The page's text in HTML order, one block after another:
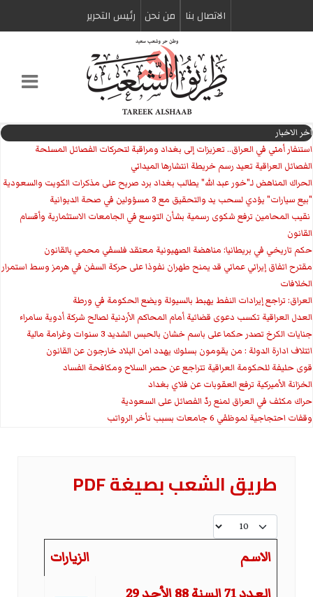
الاتصال بنا من نحن رئیس التحریر
اخر الاخبار
استنفار أمني في العراق.. تعزيزات إلى بغداد ومراقبة لتحركات الفصائل المسلحة
الفصائل العراقية تعيد رسم خريطة انتشارها الميداني
الحراك المناهض لـ"خور عبد الله" يطالب بغداد برد صريح على مذكرات الكويت والسعودية
"بيع سيارات" يؤدي لسحب يد والتحقيق مع 3 مسؤولين في صحة الديوانية
‏ نقيب المحامين ترفع شكوى رسمية بشأن التوسع في الجامعات الاستثمارية وأقسام
القانون
حكم تاريخي في بريطانيا: مناهضة الصهيونية معتقد فلسفي محمي بالقانون
مقترح اتفاق إيراني عماني قد يمنح طهران نفوذا على حركة السفن في هرمز وسط استمرار
الخلافات
العراق: تراجع إيرادات النفط يهبط بالسيولة ويضع الحكومة في ورطة
العدل العراقية تكسب دعوى قضائية أمام المحاكم الأردنية لصالح شركة أدوية سامراء
جنايات الكرخ تصدر حكما على باسم خشان بالحبس الشديد 3 سنوات وغرامة مالية
ائتلاف ادارة الدولة : من يقومون بسلوك يهدد امن البلاد خارجون عن القانون
قوى حليفة للحكومة العراقية تتراجع عن حصر السلاح ومكافحة الفساد
الخزانة الأميركية ترفع العقوبات عن فلاي بغداد
حراك مكثف في العراق لمنع ردّ الفصائل على السعودية
وقفات احتجاجية لموظفي 6 جامعات بسبب تأخر الرواتب
طريق الشعب بصيغة PDF
عدد الإظهارات:
المقالات
الاسم
الزيارات